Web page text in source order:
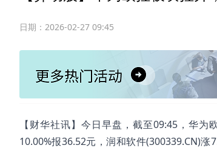
日期： 2026-02-27 09:45
【财华社讯】今日早盘，截至09:45，华为
10.00%报36.52元，润和软件(300339.CN)